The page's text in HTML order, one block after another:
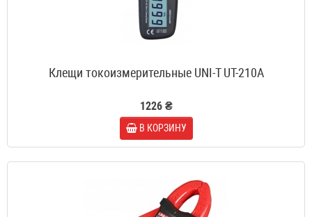
Клещи токоизмерительные UNI-T UT-210A
1226 ₴
В КОРЗИНУ